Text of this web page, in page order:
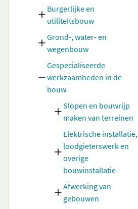
Burgerlijke en
utiliteitsbouw
Grond-, water- en
wegenbouw
Gespecialiseerde
werkzaamheden in de
bouw
Slopen en bouwrijp
maken van terreinen
Elektrische installatie,
loodgieterswerk en
overige
bouwinstallatie
Afwerking van
gebouwen